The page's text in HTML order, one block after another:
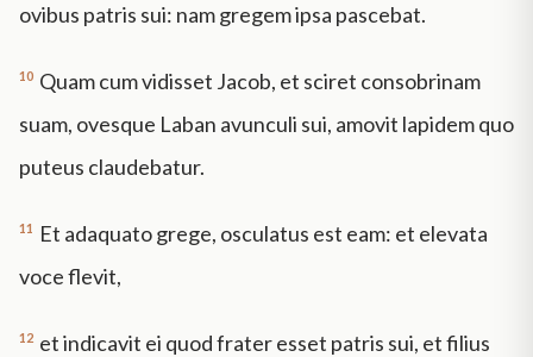
ovibus patris sui: nam gregem ipsa pascebat.
10 Quam cum vidisset Jacob, et sciret consobrinam
suam, ovesque Laban avunculi sui, amovit lapidem quo
puteus claudebatur.
11
Et adaquato grege, osculatus est eam: et elevata
voce flevit,
12 et indicavit ei quod frater esset patris sui, et filius